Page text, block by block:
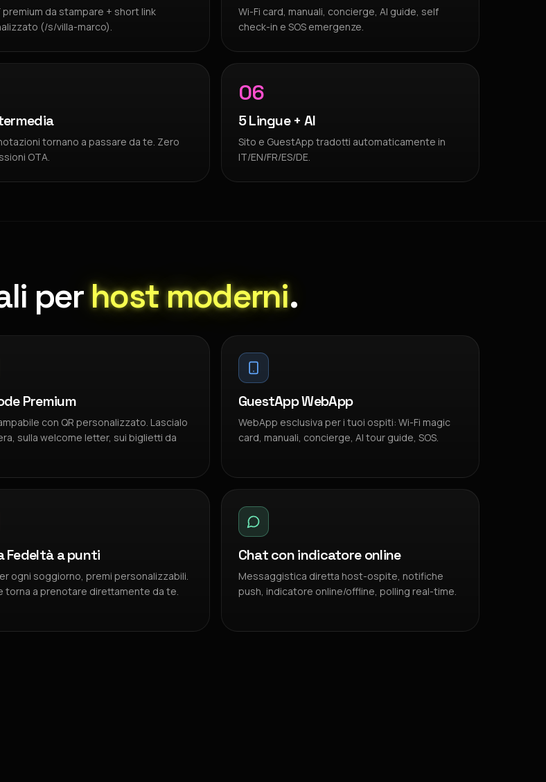
premium da stampare + short link
(/s/villa-marco).
Wi-Fi card, manuali, concierge, AI guide, self
check-in e SOS emergenze.
tornano a passare da te. Zero
OTA.
06
5 Lingue + AI
Sito e GuestApp tradotti automaticamente in
IT/EN/FR/ES/DE.
perhost moderni.
Premium
con QR personalizzato. Lascialo
sulla welcome letter, sui biglietti da
GuestApp WebApp
WebApp esclusiva per i tuoi ospiti: Wi-Fi magic
card, manuali, concierge, AI tour guide, SOS.
Fedeltà a punti
ogni soggiorno, premi personalizzabili.
torna a prenotare direttamente da te.
Chat con indicatore online
Messaggistica diretta host-ospite, notifiche
push, indicatore online/offline, polling real-time.